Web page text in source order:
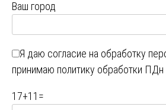
Ваш город
Я даю согласие на обработку
принимаю политику обработки
17+11 =